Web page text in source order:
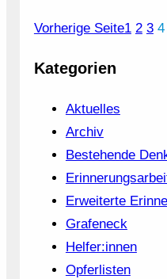
Vorherige Seite1 2 3 4
Kategorien
Aktuelles
Archiv
Bestehende
Erweiterte
Grafeneck
Helfer:innen
Opferlisten